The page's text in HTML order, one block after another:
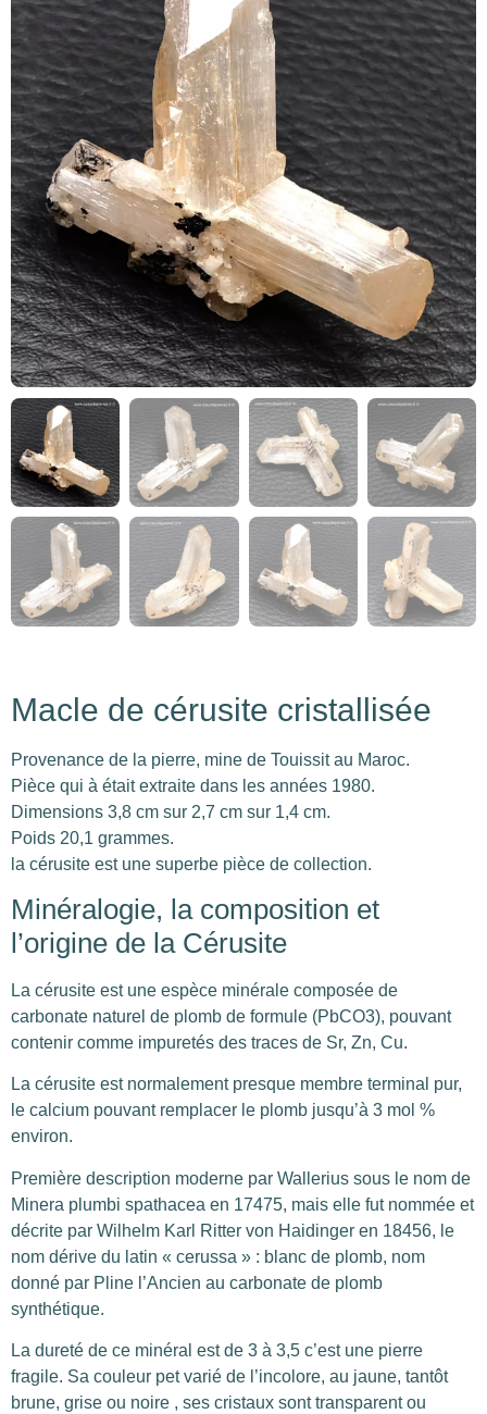
Macle de cérusite cristallisée
Provenance de la pierre, mine de Touissit au Maroc.
Pièce qui à était extraite dans les années 1980.
Dimensions 3,8 cm sur 2,7 cm sur 1,4 cm.
Poids 20,1 grammes.
la cérusite est une superbe pièce de collection.
Minéralogie, la composition et
l’origine de la Cérusite
La cérusite est une espèce minérale composée de
carbonate naturel de plomb de formule (PbCO3), pouvant
contenir comme impuretés des traces de Sr, Zn, Cu.
La cérusite est normalement presque membre terminal pur,
le calcium pouvant remplacer le plomb jusqu’à 3 mol %
environ.
Première description moderne par Wallerius sous le nom de
Minera plumbi spathacea en 17475, mais elle fut nommée et
décrite par Wilhelm Karl Ritter von Haidinger en 18456, le
nom dérive du latin « cerussa » : blanc de plomb, nom
donné par Pline l’Ancien au carbonate de plomb
synthétique.
La dureté de ce minéral est de 3 à 3,5 c’est une pierre
fragile. Sa couleur pet varié de l’incolore, au jaune, tantôt
brune, grise ou noire , ses cristaux sont transparent ou